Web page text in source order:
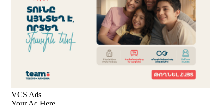
Պայթյուն՝ Իրանում․ հաղորդվում է զոհերի ու
վիրավորների մասին
5 ժամ առաջ